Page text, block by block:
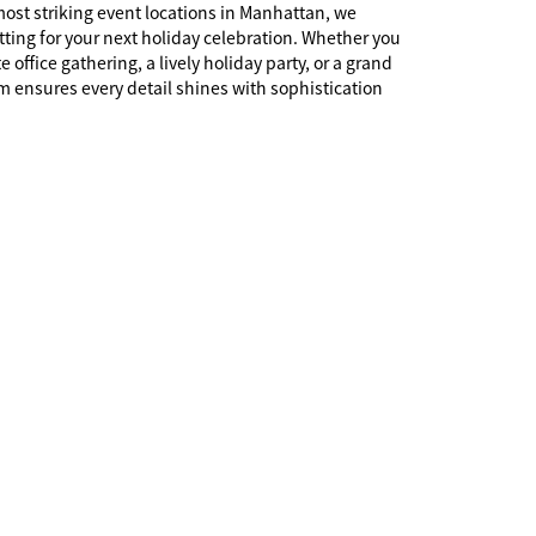
striking event locations in Manhattan, we
for your next holiday celebration. Whether you
office gathering, a lively holiday party, or a grand
ensures every detail shines with sophistication